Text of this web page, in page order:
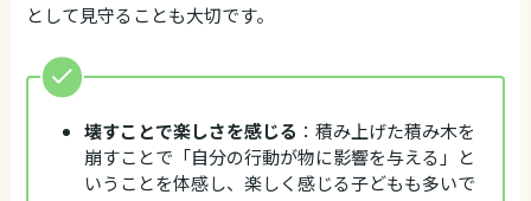
として見守ることも大切です。
壊すことで楽しさを感じる ：積み上げた積み木を
崩すことで「自分の行動が物に影響を与える」と
いうことを体感し、楽しく感じる子どもも多いで